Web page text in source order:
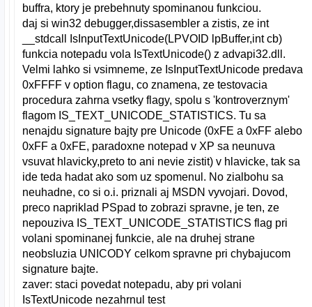
buffra, ktory je prebehnuty spominanou funkciou.
daj si win32 debugger,dissasembler a zistis, ze int
__stdcall IsInputTextUnicode(LPVOID lpBuffer,int cb)
funkcia notepadu vola IsTextUnicode() z advapi32.dll.
Velmi lahko si vsimneme, ze IsInputTextUnicode predava
0xFFFF v option flagu, co znamena, ze testovacia
procedura zahrna vsetky flagy, spolu s 'kontroverznym'
flagom IS_TEXT_UNICODE_STATISTICS. Tu sa
nenajdu signature bajty pre Unicode (0xFE a 0xFF alebo
0xFF a 0xFE, paradoxne notepad v XP sa neunuva
vsuvat hlavicky,preto to ani nevie zistit) v hlavicke, tak sa
ide teda hadat ako som uz spomenul. No zialbohu sa
neuhadne, co si o.i. priznali aj MSDN vyvojari. Dovod,
preco napriklad PSpad to zobrazi spravne, je ten, ze
nepouziva IS_TEXT_UNICODE_STATISTICS flag pri
volani spominanej funkcie, ale na druhej strane
neobsluzia UNICODY celkom spravne pri chybajucom
signature bajte.
zaver: staci povedat notepadu, aby pri volani
IsTextUnicode nezahrnul test